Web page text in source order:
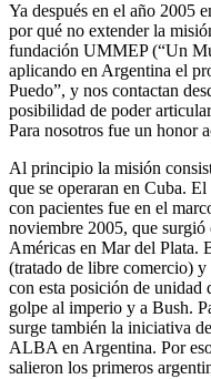
Ya después en el año 2005
por qué no extender la
fundación UMMEP (“Un
aplicando en Argentina el
Puedo”, y nos contactan
posibilidad de poder
Para nosotros fue un honor
Al principio la misión
que se operaran en Cuba.
con pacientes fue en el
noviembre 2005, que surgió
Américas en Mar del Plata.
(tratado de libre comercio) y
con esta posición de unidad
golpe al imperio y a Bush.
surge también la iniciativa
ALBA en Argentina. Por
salieron los primeros